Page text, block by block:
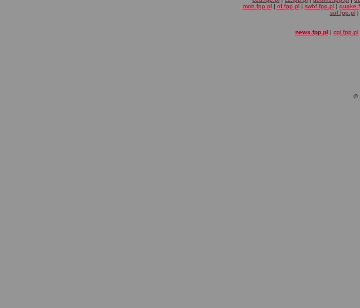
moh.fpp.pl| of.fpp.pl| swbf.fpp.pl|
sof.fpp.pl|
news.fpp.pl | cgl.fpp.pl
©